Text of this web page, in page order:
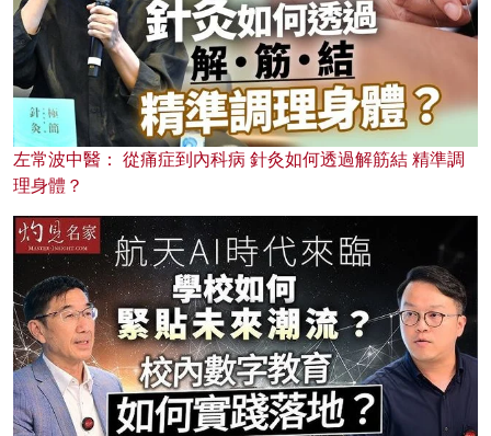
左常波中醫： 從痛症到內科病 針灸如何透過解筋結 精準調
理身體？